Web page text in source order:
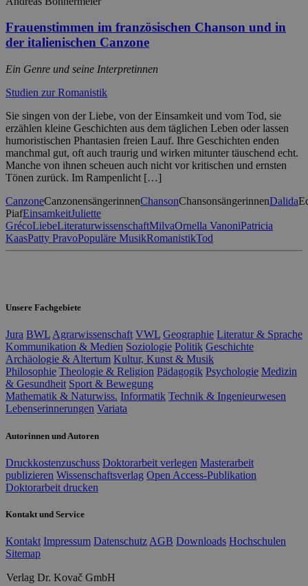
Frauenstimmen im französischen Chanson und in
der italienischen Canzone
Ein Genre und seine Interpretinnen
Studien zur Romanistik
Sie singen von der Liebe, von der Einsamkeit und vom Tod, sie
erzählen kleine Geschichten aus dem täglichen Leben oder lassen
humoristischen Phantasien freien Lauf. Ihre Geschichten enden
manchmal gut, oft auch traurig und wirken mitunter täuschend echt.
Manche von ihnen scheuen auch nicht vor kritischen und ernsten
Tönen zurück. Im Rampenlicht […]
CanzoneCanzonensängerinnenChansonChansonsängerinnenDalida
PiafEinsamkeitJuliette
GrécoLiebeLiteraturwissenschaftMilvaOrnella VanoniPatricia
KaasPatty PravoPopuläre MusikRomanistikTod
Unsere Fachgebiete
Jura BWL Agrarwissenschaft VWL Geographie Literatur & Sprache
Kommunikation & Medien Soziologie Politik Geschichte
Archäologie & Altertum Kultur, Kunst & Musik
Philosophie Theologie & Religion Pädagogik Psychologie Medizin
& Gesundheit Sport & Bewegung
Mathematik & Naturwiss. Informatik Technik & Ingenieurwesen
Lebenserinnerungen Variata
Autorinnen und Autoren
Druckkostenzuschuss Doktorarbeit verlegen Masterarbeit
publizieren Wissenschaftsverlag Open Access-Publikation
Doktorarbeit drucken
Kontakt und Service
Kontakt Impressum Datenschutz AGB Downloads Hochschulen
Sitemap
Verlag Dr. Kovač GmbH